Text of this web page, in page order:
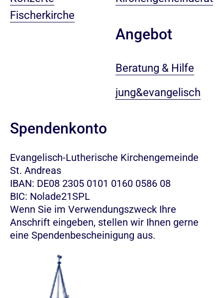
Fischerkirche
Angebot
Beratung & Hilfe
jung&evangelisch
Spendenkonto
Evangelisch-Lutherische Kirchengemeinde
St. Andreas
IBAN: DE08 2305 0101 0160 0586 08
BIC: Nolade21SPL
Wenn Sie im Verwendungszweck Ihre
Anschrift eingeben, stellen wir Ihnen gerne
eine Spendenbescheinigung aus.